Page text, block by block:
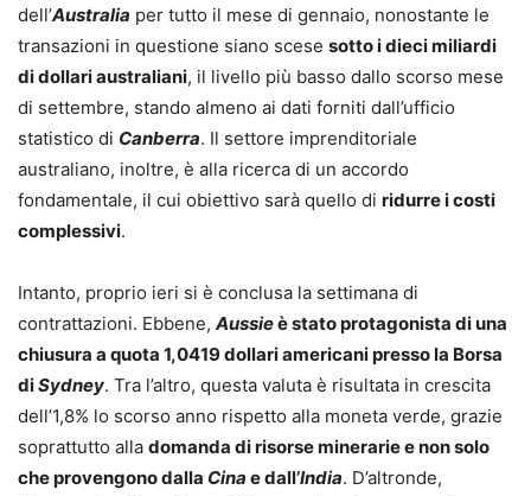
dell’Australia per tutto il mese di gennaio, nonostante le
transazioni in questione siano scese sotto i dieci miliardi
di dollari australiani, il livello più basso dallo scorso mese
di settembre, stando almeno ai dati forniti dall’ufficio
statistico di Canberra. Il settore imprenditoriale
australiano, inoltre, è alla ricerca di un accordo
fondamentale, il cui obiettivo sarà quello di ridurre i costi
complessivi.
Intanto, proprio ieri si è conclusa la settimana di
contrattazioni. Ebbene, Aussieè stato protagonista di una
chiusura a quota 1,0419 dollari americani presso la Borsa
diSydney. Tra l’altro, questa valuta è risultata in crescita
dell’1,8% lo scorso anno rispetto alla moneta verde, grazie
soprattutto alla domanda di risorse minerarie e non solo
che provengono dalla Cina e dall’India. D’altronde,